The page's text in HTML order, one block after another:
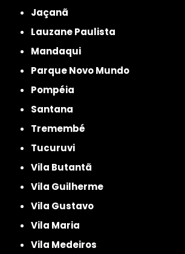
Jaçanã
Lauzane Paulista
Mandaqui
Parque Novo Mundo
Pompéia
Santana
Tremembé
Tucuruvi
Vila Butantã
Vila Guilherme
Vila Gustavo
Vila Maria
Vila Medeiros